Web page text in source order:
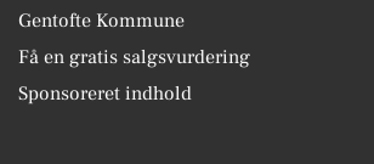
Gentofte Kommune
Få en gratis salgsvurdering
Sponsoreret indhold